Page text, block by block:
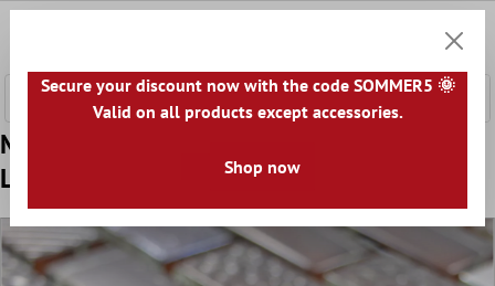
Muster von Glas Naturstein Mosaikfliesen
Limona Braun
Secure your discount now with the code SOMMER5 🌞
Valid on all products except accessories.
Shop now